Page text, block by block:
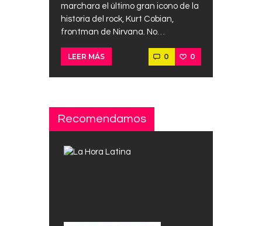
marchara el último gran icono de la
historia del rock, Kurt Cobian,
frontman de Nirvana. No…
LEER MÁS 0 0
Recomendamos